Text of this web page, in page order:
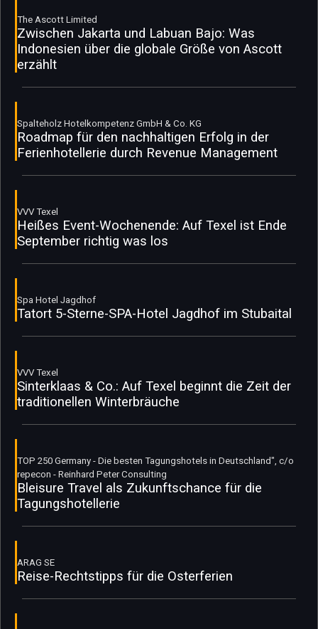
The Ascott Limited
Zwischen Jakarta und Labuan Bajo: Was
Indonesien über die globale Größe von Ascott
erzählt
Spalteholz Hotelkompetenz GmbH & Co. KG
Roadmap für den nachhaltigen Erfolg in der
Ferienhotellerie durch Revenue Management
VVV Texel
Heißes Event-Wochenende: Auf Texel ist Ende
September richtig was los
Spa Hotel Jagdhof
Tatort 5-Sterne-SPA-Hotel Jagdhof im Stubaital
VVV Texel
Sinterklaas & Co.: Auf Texel beginnt die Zeit der
traditionellen Winterbräuche
TOP 250 Germany - Die besten Tagungshotels in Deutschland", c/o
repecon - Reinhard Peter Consulting
Bleisure Travel als Zukunftschance für die
Tagungshotellerie
ARAG SE
Reise-Rechtstipps für die Osterferien